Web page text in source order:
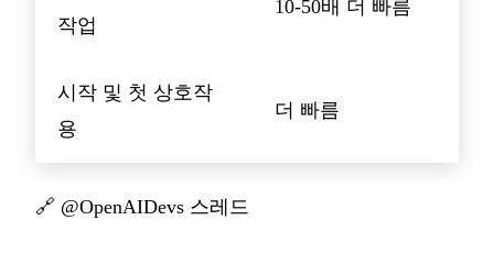
작업
10-50배 더 빠름
시작 및 첫 상호작
용
더 빠름
🔗 @OpenAIDevs 스레드